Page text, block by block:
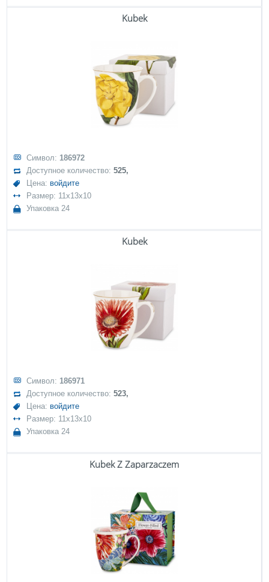
Kubek
Символ: 186972
Доступное количество:525,
Цена: войдите
Размер: 11x13x10
Упаковка 24
Kubek
Символ: 186971
Доступное количество:523,
Цена: войдите
Размер: 11x13x10
Упаковка 24
Kubek Z Zaparzaczem